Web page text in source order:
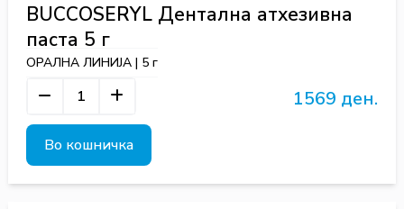
BUCCOSERYL Дентална атхезивна
паста 5 г
ОРАЛНА ЛИНИЈА | 5 г
1569 ден.
Во кошничка